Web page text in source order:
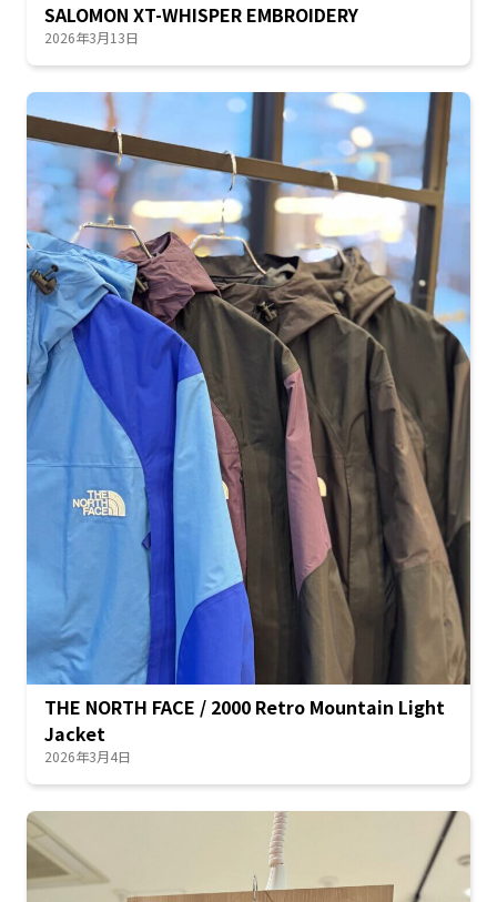
SALOMON XT-WHISPER EMBROIDERY
2026年3月13日
THE NORTH FACE / 2000 Retro Mountain Light
Jacket
2026年3月4日